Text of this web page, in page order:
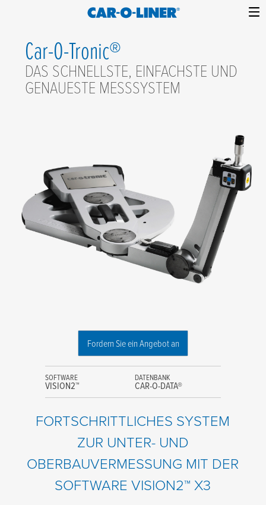
content
Car-
Liner
Collision
Car-O-Tronic®
DAS SCHNELLSTE, EINFACHSTE UND
GENAUESTE MESSSYSTEM
Fordern Sie ein Angebot an
SOFTWARE
VISION2™
DATENBANK
CAR-O-DATA®
FORTSCHRITTLICHES SYSTEM
ZUR UNTER- UND
OBERBAUVERMESSUNG MIT DER
SOFTWARE VISION2™ X3